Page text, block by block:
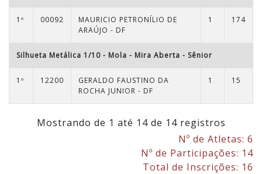
1º 00092
MAURICIO PETRONÍLIO DE
ARAÚJO - DF
1 174
Silhueta Metálica 1/10 - Mola - Mira Aberta - Sênior
1º 12200
GERALDO FAUSTINO DA
ROCHA JUNIOR - DF
1 15
Mostrando de 1 até 14 de 14 registros
Nº de Atletas: 6
Nº de Participações: 14
Total de Inscrições: 16